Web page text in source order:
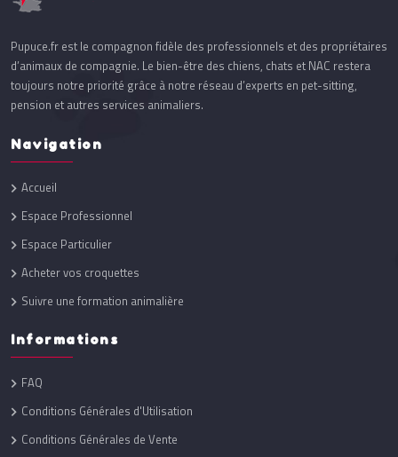
Pupuce.fr est le compagnon fidèle des professionnels et des propriétaires
d’animaux de compagnie. Le bien-être des chiens, chats et NAC restera
toujours notre priorité grâce à notre réseau d’experts en pet-sitting,
pension et autres services animaliers.
Navigation
Accueil
Espace Professionnel
Espace Particulier
Acheter vos croquettes
Suivre une formation animalière
Informations
FAQ
Conditions Générales d'Utilisation
Conditions Générales de Vente